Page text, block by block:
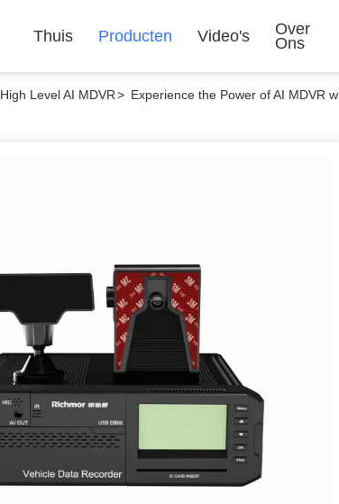
Thuis Producten Video's
Over
Ons
High Level AI MDVR> Experience the Power of AI MDVR